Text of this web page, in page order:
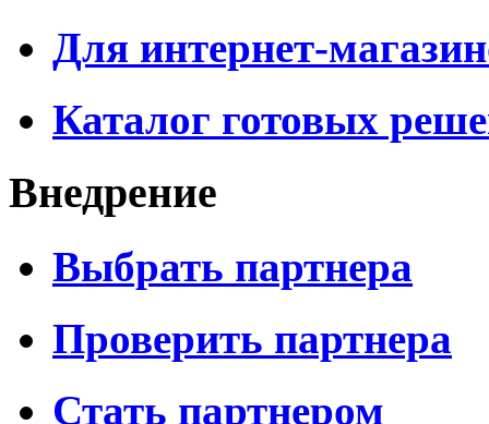
Для интернет-
Каталог готовых
Внедрение
Выбрать партнера
Проверить партнера
Стать партнером